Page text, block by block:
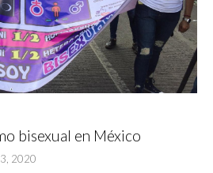
bisexual en México
2020